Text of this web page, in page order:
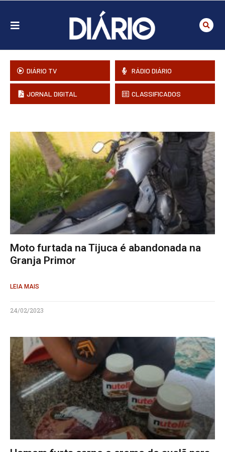
DIÁRIO TV RÁDIO DIÁRIO
JORNAL DIGITAL CLASSIFICADOS
Moto furtada na Tijuca é abandonada na
Granja Primor
LEIA MAIS
24/02/2023